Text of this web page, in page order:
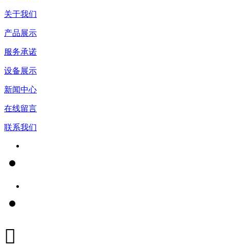
关于我们
产品展示
服务承诺
设备展示
新闻中心
在线留言
联系我们
